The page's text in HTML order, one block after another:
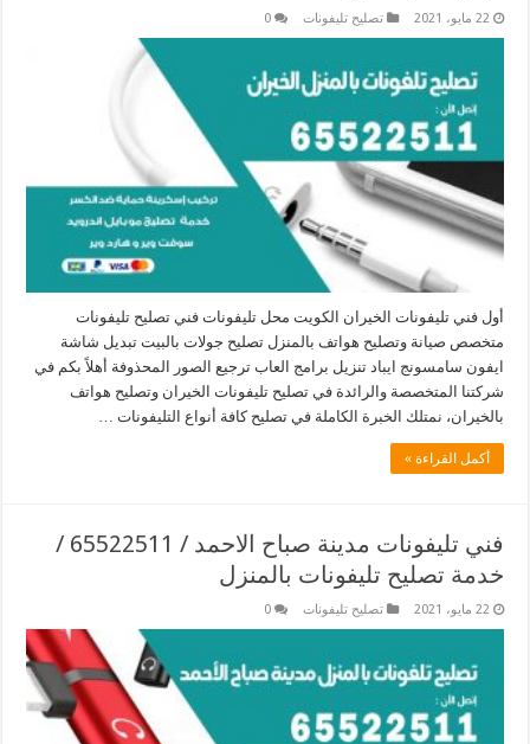
22 مايو، 2021 تصليح تليفونات 0
أول فني تليفونات الخيران الكويت محل تليفونات فني تصليح تليفونات
متخصص صيانة وتصليح هواتف بالمنزل تصليح جولات بالبيت تبديل شاشة
ايفون سامسونج ايباد تنزيل برامج العاب ترجيع الصور المحذوفة أهلاً بكم في
شركتنا المتخصصة والرائدة في تصليح تليفونات الخيران وتصليح هواتف
بالخيران، نمتلك الخبرة الكاملة في تصليح كافة أنواع التليفونات …
أكمل القراءة »
فني تليفونات مدينة صباح الاحمد / 65522511 /
خدمة تصليح تليفونات بالمنزل
22 مايو، 2021 تصليح تليفونات 0